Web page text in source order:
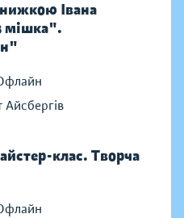
Івана
мішка".
Айсбергів
клас. Творча